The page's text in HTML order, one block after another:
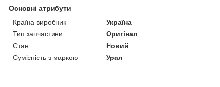
Основні атрибути
Країна виробник
Україна
Тип запчастини
Оригінал
Стан
Новий
Сумісність з маркою
Урал